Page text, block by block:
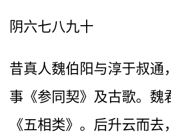
阴六七八九十
昔真人魏伯阳与淳于叔通
事《参同契》及古歌。魏
《五相类》。后升云而去